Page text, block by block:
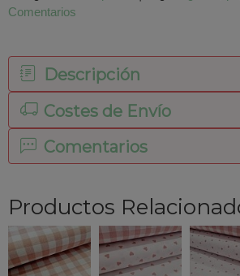
Comentarios
Descripción
Costes de Envío
Comentarios
Productos